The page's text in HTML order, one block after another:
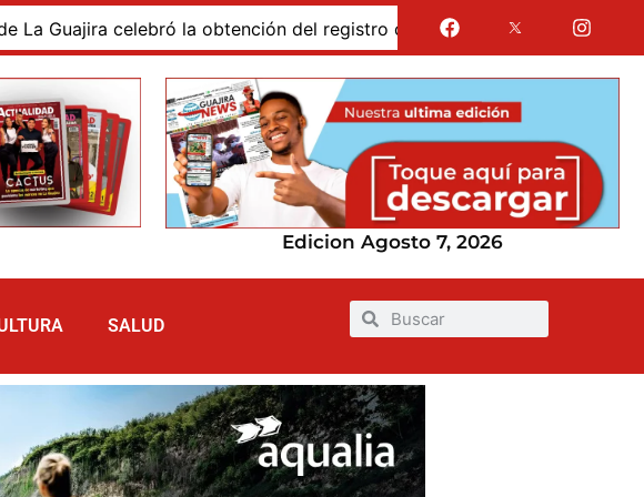
celebró la obtención del registro calificado de su Doctorado en
Edicion Agosto 7, 2026
SALUD